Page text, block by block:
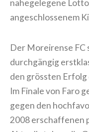
nahegelegene
angeschlossenem
Der Moreirense FC
durchgängig
den grössten
Im Finale von Faro
gegen den
2008 erschaffenen